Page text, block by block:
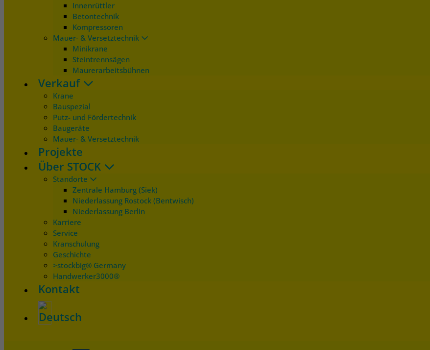
Innenrüttler
Betontechnik
Kompressoren
Mauer- & Versetztechnik
Minikrane
Steintrennsägen
Maurerarbeitsbühnen
Verkauf
Krane
Bauspezial
Putz- und Fördertechnik
Baugeräte
Mauer- & Versetztechnik
Projekte
Über STOCK
Standorte
Zentrale Hamburg (Siek)
Niederlassung Rostock (Bentwisch)
Niederlassung Berlin
Karriere
Service
Kranschulung
Geschichte
>stockbig® Germany
Handwerker3000®
Kontakt